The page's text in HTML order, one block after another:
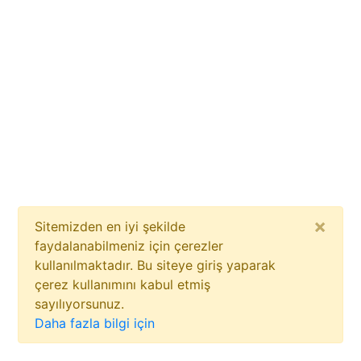
Sitemizden en iyi şekilde
faydalanabilmeniz için çerezler
kullanılmaktadır. Bu siteye giriş yaparak
çerez kullanımını kabul etmiş
sayılıyorsunuz.
Daha fazla bilgi için
×